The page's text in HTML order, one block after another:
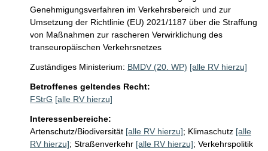
Genehmigungsverfahren im Verkehrsbereich und zur
Umsetzung der Richtlinie (EU) 2021/1187 über die Straffung
von Maßnahmen zur rascheren Verwirklichung des
transeuropäischen Verkehrsnetzes
Zuständiges Ministerium: BMDV (20. WP) [alle RV hierzu]
Betroffenes geltendes Recht:
FStrG [alle RV hierzu]
Interessenbereiche:
Artenschutz/Biodiversität [alle RV hierzu]; Klimaschutz [alle
RV hierzu]; Straßenverkehr [alle RV hierzu]; Verkehrspolitik